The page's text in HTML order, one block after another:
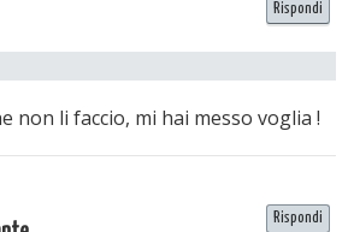
non li faccio, mi hai messo voglia !
Rispondi
Rispondi